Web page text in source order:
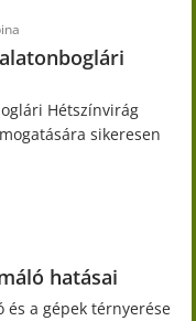
Hétszínvirág
sikeresen
hatásai
a gépek térnyerése